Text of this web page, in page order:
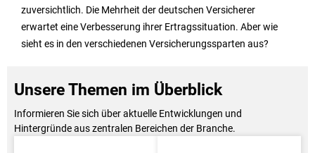
zuversichtlich. Die Mehrheit der deutschen Versicherer
erwartet eine Verbesserung ihrer Ertragssituation. Aber wie
sieht es in den verschiedenen Versicherungssparten aus?
Unsere Themen im Überblick
Informieren Sie sich über aktuelle Entwicklungen und
Hintergründe aus zentralen Bereichen der Branche.